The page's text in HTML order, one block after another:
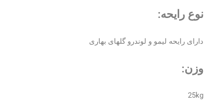
نوع رایحه:
دارای رایحه لیمو و لوندرو گلهای بهاری
وزن:
25kg